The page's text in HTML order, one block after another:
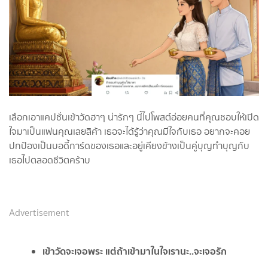
เลือกเอาแคปชั่นเข้าวัดฮาๆ น่ารักๆ นี้ไปโพสต์อ่อยคนที่คุณชอบให้เปิด
ใจมาเป็นแฟนคุณเลยสิค้า เธอจะได้รู้ว่าคุณมีใจกับเธอ อยากจะคอย
ปกป้องเป็นบอดี้การ์ดของเธอและอยู่เคียงข้างเป็นคู่บุญทำบุญกับ
เธอไปตลอดชีวิตคร้าบ
Advertisement
เข้าวัดจะเจอพระ แต่ถ้าเข้ามาในใจเรานะ..จะเจอรัก